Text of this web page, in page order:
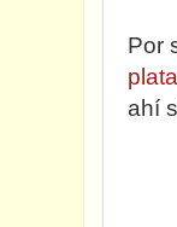
Por
ahí